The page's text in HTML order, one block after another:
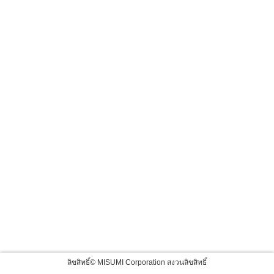
ลิขสิทธิ์© MISUMI Corporation สงวนลิขสิทธิ์